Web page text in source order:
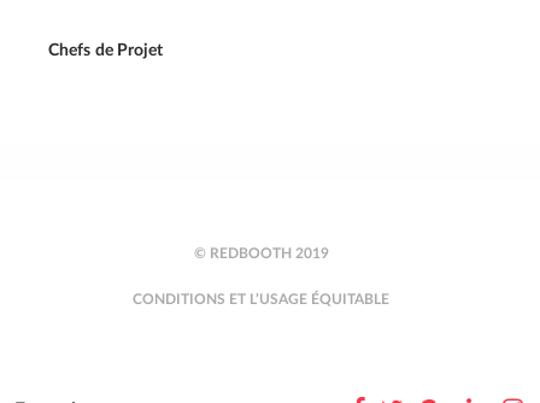
Chefs de Projet
© REDBOOTH 2019
CONDITIONS ET L’USAGE ÉQUITABLE